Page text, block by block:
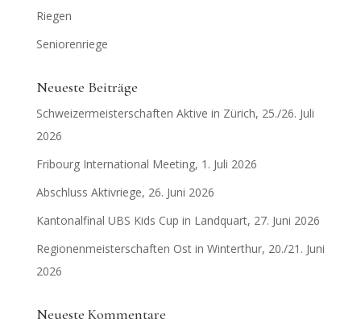
Riegen
Seniorenriege
Neueste Beiträge
Schweizermeisterschaften Aktive in Zürich, 25./26. Juli
2026
Fribourg International Meeting, 1. Juli 2026
Abschluss Aktivriege, 26. Juni 2026
Kantonalfinal UBS Kids Cup in Landquart, 27. Juni 2026
Regionenmeisterschaften Ost in Winterthur, 20./21. Juni
2026
Neueste Kommentare